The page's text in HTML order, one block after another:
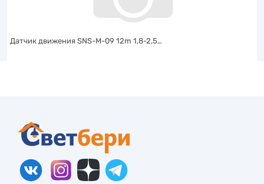
Датчик движения SNS-M-09 12m 1,8-2,5…